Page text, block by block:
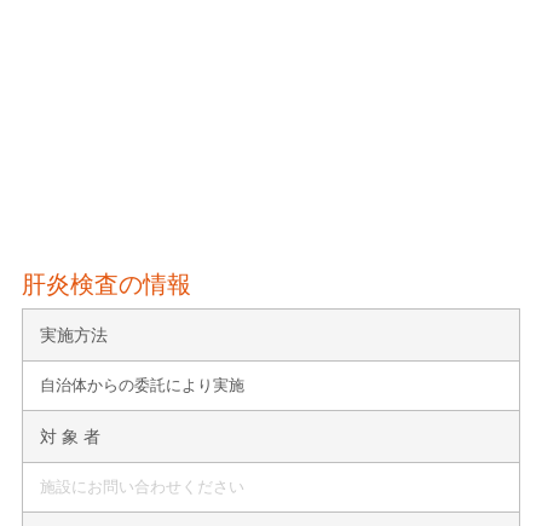
肝炎検査の情報
実施方法
自治体からの委託により実施
対 象 者
施設にお問い合わせください